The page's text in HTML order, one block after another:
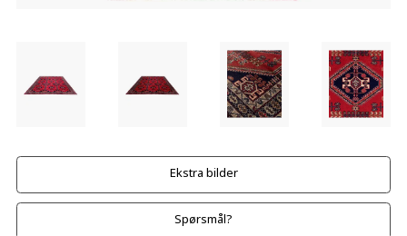
Ekstra bilder
Spørsmål?